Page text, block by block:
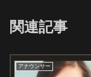
関連記事
アナウンサー